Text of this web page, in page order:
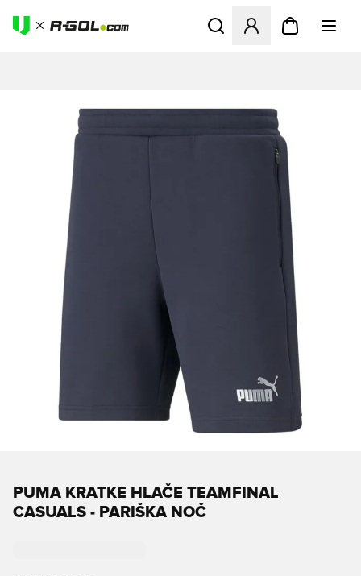
Odpre Modal za prijavo ali
PUMA KRATKE HLAČE TEAMFINAL
CASUALS - PARIŠKA NOČ